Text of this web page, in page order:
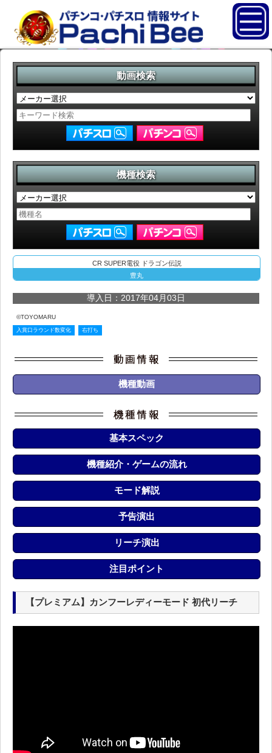
動画検索
機種検索
CR SUPER電役 ドラゴン伝説
豊丸
導入日：2017年04月03日
©TOYOMARU
入賞口ラウンド数変化 右打ち
機種動画
基本スペック
機種紹介・ゲームの流れ
モード解説
予告演出
リーチ演出
注目ポイント
【プレミアム】カンフーレディーモード 初代リーチ